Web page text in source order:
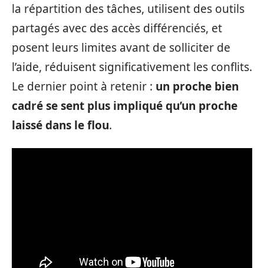
la répartition des tâches, utilisent des outils
partagés avec des accès différenciés, et
posent leurs limites avant de solliciter de
l’aide, réduisent significativement les conflits.
Le dernier point à retenir : un proche bien
cadré se sent plus impliqué qu’un proche
laissé dans le flou.